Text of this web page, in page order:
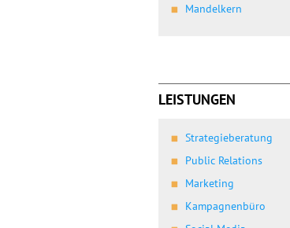
Mandelkern
LEISTUNGEN
Strategieberatung
Public Relations
Marketing
Kampagnenbüro